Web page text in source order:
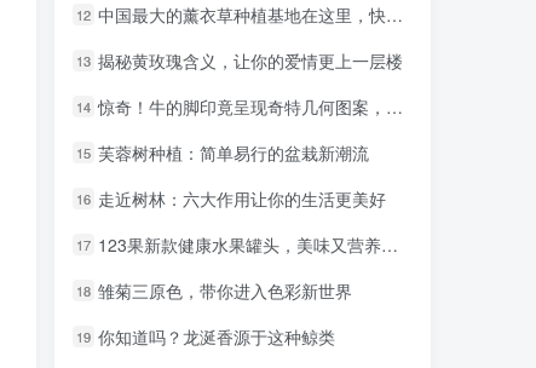
12 中国最大的薰衣草种植基地在这里，快来感受神秘紫色秘境！
13 揭秘黄玫瑰含义，让你的爱情更上一层楼
14 惊奇！牛的脚印竟呈现奇特几何图案，大自然的神奇艺术
15 芙蓉树种植：简单易行的盆栽新潮流
16 走近树林：六大作用让你的生活更美好
17 123果新款健康水果罐头，美味又营养，让你停不下来！
18 雏菊三原色，带你进入色彩新世界
19 你知道吗？龙涎香源于这种鲸类
12 中国最大的薰衣草种植基地在这里，快来感受神秘紫色秘境！
13 揭秘黄玫瑰含义，让你的爱情更上一层楼
14 惊奇！牛的脚印竟呈现奇特几何图案，大自然的神奇艺术
15 芙蓉树种植：简单易行的盆栽新潮流
16 走近树林：六大作用让你的生活更美好
17 123果新款健康水果罐头，美味又营养，让你停不下来！
18 雏菊三原色，带你进入色彩新世界
19 你知道吗？龙涎香源于这种鲸类